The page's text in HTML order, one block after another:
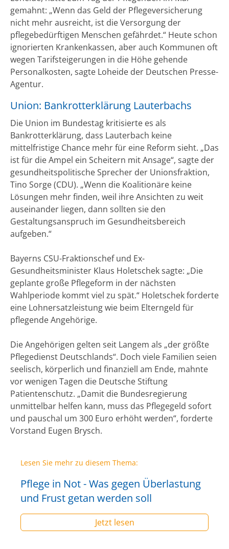
gemahnt: „Wenn das Geld der Pflegeversicherung
nicht mehr ausreicht, ist die Versorgung der
pflegebedürftigen Menschen gefährdet.“ Heute schon
ignorierten Krankenkassen, aber auch Kommunen oft
wegen Tarifsteigerungen in die Höhe gehende
Personalkosten, sagte Loheide der Deutschen Presse-
Agentur.
Union: Bankrotterklärung Lauterbachs
Die Union im Bundestag kritisierte es als
Bankrotterklärung, dass Lauterbach keine
mittelfristige Chance mehr für eine Reform sieht. „Das
ist für die Ampel ein Scheitern mit Ansage“, sagte der
gesundheitspolitische Sprecher der Unionsfraktion,
Tino Sorge (CDU). „Wenn die Koalitionäre keine
Lösungen mehr finden, weil ihre Ansichten zu weit
auseinander liegen, dann sollten sie den
Gestaltungsanspruch im Gesundheitsbereich
aufgeben.“
Bayerns CSU-Fraktionschef und Ex-
Gesundheitsminister Klaus Holetschek sagte: „Die
geplante große Pflegeform in der nächsten
Wahlperiode kommt viel zu spät.“ Holetschek forderte
eine Lohnersatzleistung wie beim Elterngeld für
pflegende Angehörige.
Die Angehörigen gelten seit Langem als „der größte
Pflegedienst Deutschlands“. Doch viele Familien seien
seelisch, körperlich und finanziell am Ende, mahnte
vor wenigen Tagen die Deutsche Stiftung
Patientenschutz. „Damit die Bundesregierung
unmittelbar helfen kann, muss das Pflegegeld sofort
und pauschal um 300 Euro erhöht werden“, forderte
Vorstand Eugen Brysch.
Lesen Sie mehr zu diesem Thema:
Pflege in Not - Was gegen Überlastung
und Frust getan werden soll
Jetzt lesen